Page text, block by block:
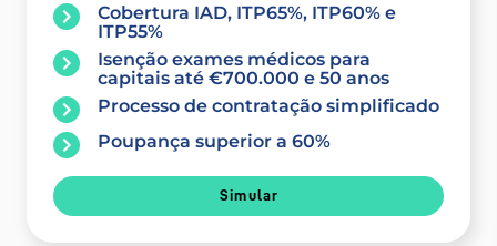
Cobertura IAD, ITP65%, ITP60% e
ITP55%
Isenção exames médicos para
capitais até €700.000 e 50 anos
Processo de contratação simplificado
Poupança superior a 60%
Simular